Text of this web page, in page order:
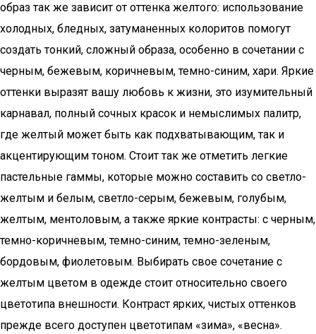
образ так же зависит от оттенка желтого: использование
холодных, бледных, затуманенных колоритов помогут
создать тонкий, сложный образа, особенно в сочетании с
черным, бежевым, коричневым, темно-синим, хари. Яркие
оттенки выразят вашу любовь к жизни, это изумительный
карнавал, полный сочных красок и немыслимых палитр,
где желтый может быть как подхватывающим, так и
акцентирующим тоном. Стоит так же отметить легкие
пастельные гаммы, которые можно составить со светло-
желтым и белым, светло-серым, бежевым, голубым,
желтым, ментоловым, а также яркие контрасты: с черным,
темно-коричневым, темно-синим, темно-зеленым,
бордовым, фиолетовым. Выбирать свое сочетание с
желтым цветом в одежде стоит относительно своего
цветотипа внешности. Контраст ярких, чистых оттенков
прежде всего доступен цветотипам «зима», «весна».